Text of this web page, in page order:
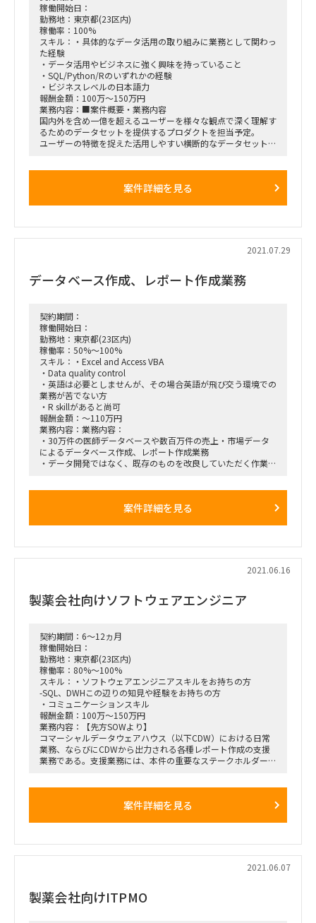
■期間
ASAP~中長期
■勤務地
リモート（打ち合わせの設定状況などに応じて1～2回/月に六
本木への出社の可能性あり）
※12:00～17:00をコアタイムとして8h/日以上の勤務
稼働開始日：
勤務地：東京都(23区内)
稼働率：100%
スキル：・具体的なデータ活用の取り組みに業務として関わっ
た経験
・データ活用やビジネスに強く興味を持っていること
・SQL/Python/Rのいずれかの経験
・ビジネスレベルの日本語力
報酬金額：100万～150万円
業務内容：■案件概要・業務内容
国内外を含め一億を超えるユーザーを様々な観点で深く理解す
るためのデータセットを提供するプロダクトを担当予定。
ユーザーの特徴を捉えた活用しやすい横断的なデータセットを
方法や具体的な進め方をディスカッションを通じて企画し、
事業目標の達成（事業KPIの向上）や事業の成長に貢献する役
○当該ポジションの魅力
料が豊富にある
・超大規模なデータを武器に業務効率化や利益創出に向けた製
品化やバージョンアップなどのデータに関連したプロダクトを
設計/実装できる
○求められる人物像
・コンサルタントとして事業部門から好評価を得られる方
・ビジネスにおけるデータ活用に強く興味を持っている方
・サービスとデータの関係性を理解し、データを使う側の立場
からデータの構造の利便性や影響力などを自ら考え、
自主的にコミュニケーションを通じて前へと進められる方
・事業部門とエンジニアリング組織の間のコーディネーターと
して、社内の分析基盤テクノロジーを理解した上で、
ビジネスに分かりやすく応用できる咀嚼力・提案力をお持ち
の方
■勤務時間
案件詳細を見る
2021.07.29
データベース作成、レポート作成業務
契約期間：
稼働開始日：
勤務地：東京都(23区内)
稼働率：50%～100%
スキル：・Excel and Access VBA
・Data quality control
・英語は必要としませんが、その場合英語が飛び交う環境での
業務が苦でない方
・R skillがあると尚可
報酬金額：～110万円
業務内容：業務内容：
・30万件の医師データベースや数百万件の売上・市場データ
によるデータベース作成、レポート作成業務
・データ開発ではなく、既存のものを改良していただく作業
プロジェクト自体は長期的に続いているものですが、作業は8
※ダウンタイム・・・1サイクルのレポート作成業務（8週
間）が完了して、次のデータがクライアント様から届くのが9
イクルまで作業が発生しないというイメージ
・9時～18時
・リモートワーク可（ただし、業務に慣れていただくまでオフ
ィスに来ていただく可能性あり）
案件詳細を見る
2021.06.16
製薬会社向けソフトウェアエンジニア
契約期間：6～12ヵ月
稼働開始日：
勤務地：東京都(23区内)
稼働率：80%～100%
スキル：・ソフトウェアエンジニアスキルをお持ちの方
-SQL、DWHこの辺りの知見や経験をお持ちの方
・コミュニケーションスキル
報酬金額：100万～150万円
業務内容：【先方SOWより】
コマーシャルデータウェアハウス（以下CDW）における日常
業務、ならびにCDWから出力される各種レポート作成の支援
業務である。支援業務には、本件の重要なステークホルダーへ
【案件依頼時の内容】
参画形態：コロナ終息迄は原則リモート 以降オンサイト(新
宿)になる可能性も有り
案件詳細を見る
2021.06.07
製薬会社向けITPMO